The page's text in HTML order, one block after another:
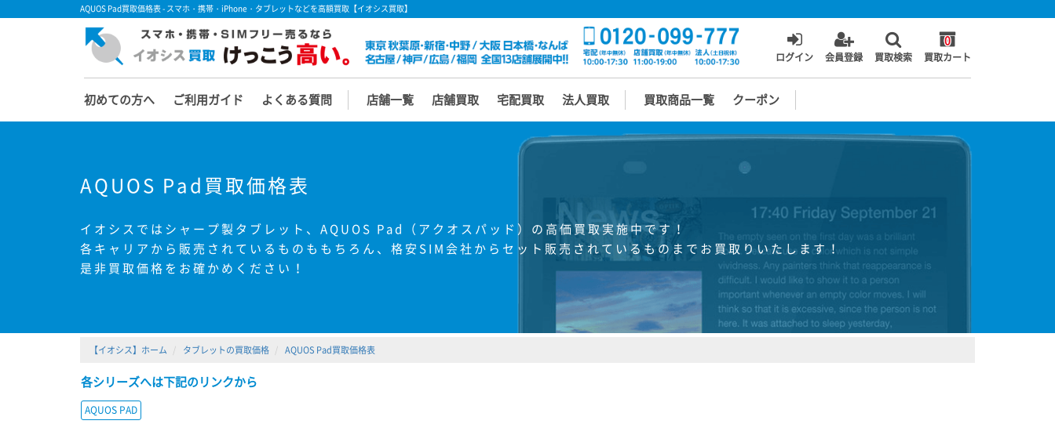
AQUOS Pad買取価格表 - スマホ・携帯・iPhone・タブレットなどを高額買取【イオシス買取】
ログイン 会員登録 買取検索
0
買取カート
初めての方へ ご利用ガイド よくある質問 店舗一覧 店舗買取 宅配買取 法人買取 買取商品一覧 クーポン
AQUOS Pad買取価格表
イオシスではシャープ製タブレット、AQUOS Pad（アクオスパッド）の高価買取実施中です！
各キャリアから販売されているものももちろん、格安SIM会社からセット販売されているものまでお買取りいたします！
是非買取価格をお確かめください！
【イオシス】ホーム タブレットの買取価格 AQUOS Pad買取価格表
各シリーズへは下記のリンクから
AQUOS PAD